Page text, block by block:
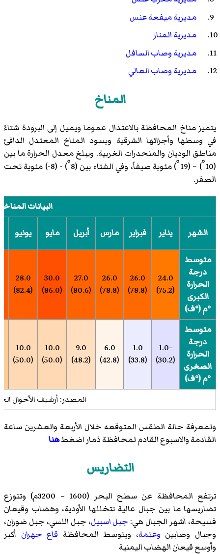
مديرية ميفعة عنس
مديرية المنار
مديرية وصاب السافل
مديرية وصاب العالي
المناخ
يتميز مناخ المحافظة بالاعتدال عموما ويميل إلى البرودة شتاءً
في وسطها وأجزائها الشرقية ويسود المناخ المعتدل الدافئ
مناطق الوديان والمنحدرات الغربية. ويبلغ معدل الحرارة ما بين
(10 ْ) – (19 ْ) مئوية صيفاً، وفي الشتاء بين (8 ْ) - (8-) مئوية تحت
الصفر.
البيانات
الشهر يناير فبراير مارس أبريل مايو يونيو
متوسط
درجة
الحرارة
الكبرى
°م (°ف)
24.0
(75.2)
26.0
(78.8)
26.0
(78.8)
27.0
(80.6)
30.0
(86.0)
28.0
(82.4)
متوسط
درجة
الحرارة
الصغرى
°م (°ف)
−1.0
(30.2)
1.0
(33.8)
6.0
(42.8)
9.0
(48.2)
10.0
(50.0)
10.0
(50.0)
المصدر: أرشيف الأحوال
ولمعرفة حالة الطقس المتوقعه خلال الأربعة والعشرين ساعة
القادمة والاسبوع القادم لمحافظة ذمار اضغطهنا
التضاريس
ترتفع المحافظة عن سطح البحر (1600 – 3200م) وتتوزع
تضاريسها ما بين جبال عالية تتخللها الأودية، وهضاب وقيعان
فسيحة، أشهر الجبال هي: جبل اسبيل، جبل اللسي، جبل ضوران،
وجبال وصابين وعتمة، ويتوسط المحافظة قاع جهران أكبر
وأوسع قيعان الهضاب اليمنية